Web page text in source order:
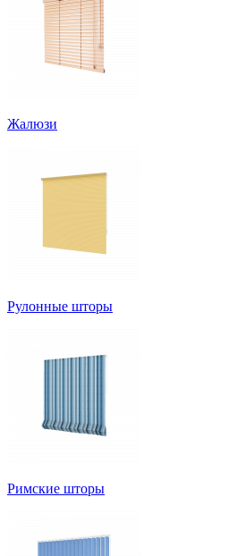
Жалюзи
Рулонные шторы
Римские шторы